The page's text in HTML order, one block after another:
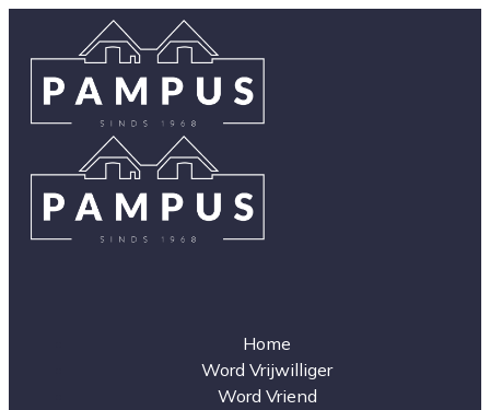
Home
Word Vrijwilliger
Word Vriend